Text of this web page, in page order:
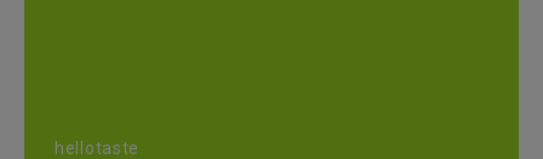
hellotaste